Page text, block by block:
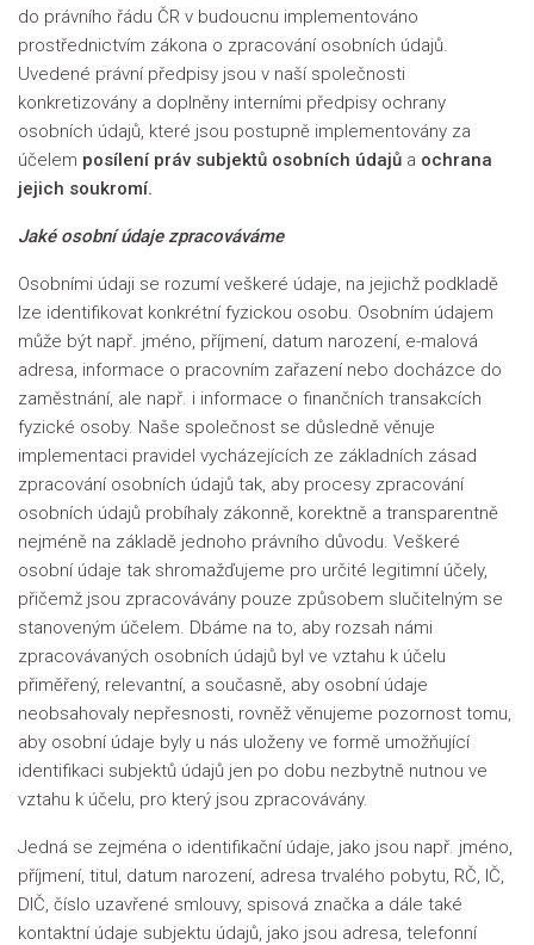
do právního řádu ČR v budoucnu implementováno
prostřednictvím zákona o zpracování osobních údajů.
Uvedené právní předpisy jsou v naší společnosti
konkretizovány a doplněny interními předpisy ochrany
osobních údajů, které jsou postupně implementovány za
účelem posílení práv subjektů osobních údajů a ochrana
jejich soukromí.
Jaké osobní údaje zpracováváme
Osobními údaji se rozumí veškeré údaje, na jejichž podkladě
lze identifikovat konkrétní fyzickou osobu. Osobním údajem
může být např. jméno, příjmení, datum narození, e-malová
adresa, informace o pracovním zařazení nebo docházce do
zaměstnání, ale např. i informace o finančních transakcích
fyzické osoby. Naše společnost se důsledně věnuje
implementaci pravidel vycházejících ze základních zásad
zpracování osobních údajů tak, aby procesy zpracování
osobních údajů probíhaly zákonně, korektně a transparentně
nejméně na základě jednoho právního důvodu. Veškeré
osobní údaje tak shromažďujeme pro určité legitimní účely,
přičemž jsou zpracovávány pouze způsobem slučitelným se
stanoveným účelem. Dbáme na to, aby rozsah námi
zpracovávaných osobních údajů byl ve vztahu k účelu
přiměřený, relevantní, a současně, aby osobní údaje
neobsahovaly nepřesnosti, rovněž věnujeme pozornost tomu,
aby osobní údaje byly u nás uloženy ve formě umožňující
identifikaci subjektů údajů jen po dobu nezbytně nutnou ve
vztahu k účelu, pro který jsou zpracovávány.
Jedná se zejména o identifikační údaje, jako jsou např. jméno,
příjmení, titul, datum narození, adresa trvalého pobytu, RČ, IČ,
DIČ, číslo uzavřené smlouvy, spisová značka a dále také
kontaktní údaje subjektu údajů, jako jsou adresa, telefonní